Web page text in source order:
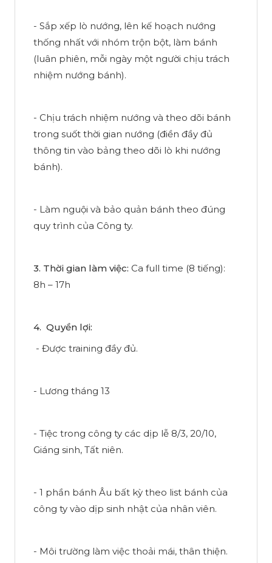
- Sắp xếp lò nướng, lên kế hoạch nướng
thống nhất với nhóm trộn bột, làm bánh
(luân phiên, mỗi ngày một người chịu trách
nhiệm nướng bánh).
- Chịu trách nhiệm nướng và theo dõi bánh
trong suốt thời gian nướng (điền đầy đủ
thông tin vào bảng theo dõi lò khi nướng
bánh).
- Làm nguội và bảo quản bánh theo đúng
quy trình của Công ty.
3. Thời gian làm việc: Ca full time (8 tiếng):
8h – 17h
4. Quyền lợi:
- Được training đầy đủ.
- Lương tháng 13
- Tiệc trong công ty các dịp lễ 8/3, 20/10,
Giáng sinh, Tất niên.
- 1 phần bánh Âu bất kỳ theo list bánh của
công ty vào dịp sinh nhật của nhân viên.
- Môi trường làm việc thoải mái, thân thiện.